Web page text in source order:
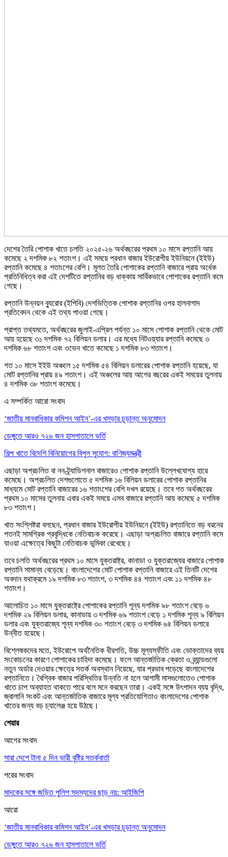
দেশের তৈরি পোশাক খাতে চলতি ২০২৫-২৬ অর্থবছরের প্রথম ১০ মাসে রপ্তানি আয়
কমেছে ২ দশমিক ৮২ শতাংশ। এই সময়ে প্রধান বাজার ইউরোপীয় ইউনিয়নে (ইইউ)
রপ্তানি কমেছে ৪ শতাংশের বেশি। মূলত তৈরি পোশাকের রপ্তানি বাজারে প্রায় অর্ধেক
প্রতিনিধিত্ব করা এই দেশটিতে রপ্তানির বড় ধাক্কায় সার্বিকভাবে পোশাকের রপ্তানি কমে
গেছে।
রপ্তানি উন্নয়ন ব্যুরোর (ইপিবি) দেশভিত্তিক পোশাক রপ্তানির ওপর হালনাগাদ
প্রতিবেদন থেকে এই তথ্য পাওয়া গেছে।
প্রাপ্ত তথ্যমতে, অর্থবছরের জুলাই-এপ্রিল পর্যন্ত ১০ মাসে পোশাক রপ্তানি থেকে মোট
আয় হয়েছে ৩১ দশমিক ৭২ বিলিয়ন ডলার। এর মধ্যে নিটওয়্যার রপ্তানি কমেছে ৩
দশমিক ৬৮ শতাংশ এবং ওভেন খাতে কমেছে ১ দশমিক ৮৩ শতাংশ।
গত ১০ মাসে ইইউ অঞ্চলে ১৫ দশমিক ৫৪ বিলিয়ন ডলারের পোশাক রপ্তানি হয়েছে, যা
মোট রপ্তানির প্রায় ৪৯ শতাংশ। এই অঞ্চলের আয় আগের বছরের একই সময়ের তুলনায়
৪ দশমিক ৩৮ শতাংশ কমেছে।
এ সম্পর্কিত আরো সংবাদ
‘জাতীয় মানবাধিকার কমিশন আইন’-এর খসড়ার চূড়ান্ত অনুমোদন
ডেঙ্গুতে আরও ৭২৬ জন হাসপাতালে ভর্তি
শিল্প খাতে বিদেশি বিনিয়োগের বিপুল সুযোগ: বাণিজ্যমন্ত্রী
এছাড়া অপ্রচলিত বা নন-ট্র্যাডিশনাল বাজারেও পোশাক রপ্তানি উল্লেখযোগ্য হারে
কমেছে। অপ্রচলিত দেশগুলোতে ৫ দশমিক ১৬ বিলিয়ন ডলারের পোশাক রপ্তানির
মাধ্যমে মোট রপ্তানি বাজারের ১৬ শতাংশের বেশি দখল রয়েছে। তবে গত অর্থবছরের
প্রথম ১০ মাসের তুলনায় এবার একই সময়ে এসব বাজারে রপ্তানি আয় কমেছে ৫ দশমিক
৮৩ শতাংশ।
খাত সংশ্লিষ্টরা বলছেন, প্রধান বাজার ইউরোপীয় ইউনিয়নে (ইইউ) রপ্তানিতে বড় ধরনের
পতনই সামগ্রিক প্রবৃদ্ধিকে নেতিবাচক করেছে। এছাড়া অপ্রচলিত বাজারে রপ্তানি কমে
যাওয়া এক্ষেত্রে কিছুটা নেতিবাচক ভূমিকা রেখেছে।
তবে চলতি অর্থবছরের প্রথম ১০ মাসে যুক্তরাষ্ট্র, কানাডা ও যুক্তরাজ্যের বাজারে পোশাক
রপ্তানি সামান্য বেড়েছে। বাংলাদেশের মোট পোশাক রপ্তানি বাজারে এই তিনটি দেশের
অবদান যথাক্রমে ১৯ দশমিক ৮৩ শতাংশ, ৩ দশমিক ৪৪ শতাংশ এবং ১১ দশমিক ৪৮
শতাংশ।
আলোচিত ১০ মাসে যুক্তরাষ্ট্রে পোশাকের রপ্তানি শূন্য দশমিক ৯৮ শতাংশ বেড়ে ৬
দশমিক ২৯ বিলিয়ন ডলার, কানাডায় ৩ দশমিক ৬৯ শতাংশ বেড়ে ১ দশমিক শূন্য ৯ বিলিয়ন
ডলার এবং যুক্তরাজ্যে শূন্য দশমিক ৩০ শতাংশ বেড়ে ৩ দশমিক ৬৪ বিলিয়ন ডলারে
উন্নীত হয়েছে।
বিশ্লেষকদের মতে, ইউরোপে অর্থনৈতিক ধীরগতি, উচ্চ মূল্যস্ফীতি এবং ভোক্তাদের ব্যয়
সংকোচনের কারণে পোশাকের চাহিদা কমেছে। ফলে আন্তর্জাতিক ক্রেতা ও ব্র্যান্ডগুলো
নতুন অর্ডার দেওয়ার ক্ষেত্রে সতর্ক অবস্থান নিয়েছে, যার প্রভাব পড়েছে বাংলাদেশের
রপ্তানিতে। বৈশ্বিক বাজার পরিস্থিতির উন্নতি না হলে আগামী মাসগুলোতেও পোশাক
খাতে চাপ অব্যাহত থাকতে পারে বলে মনে করছেন তারা। একই সঙ্গে উৎপাদন ব্যয় বৃদ্ধি,
জ্বালানি সংকট এবং আন্তর্জাতিক বাজারে মূল্য প্রতিযোগিতাও বাংলাদেশের পোশাক
খাতের জন্য বড় চ্যালেঞ্জ হয়ে উঠছে।
শেয়ার
আগের সংবাদ
সারা দেশে টানা ৫ দিন ভারী বৃষ্টির সতর্কবার্তা
পরের সংবাদ
মাদকের সঙ্গে জড়িত পুলিশ সদস্যদের ছাড় নয়: আইজিপি
আরো
‘জাতীয় মানবাধিকার কমিশন আইন’-এর খসড়ার চূড়ান্ত অনুমোদন
ডেঙ্গুতে আরও ৭২৬ জন হাসপাতালে ভর্তি